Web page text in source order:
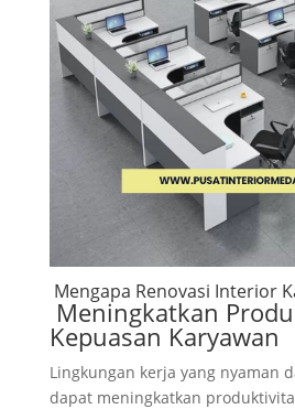
Mengapa Renovasi Interior
Meningkatkan
Kepuasan Karyawan
Lingkungan kerja yang nyaman
dapat meningkatkan